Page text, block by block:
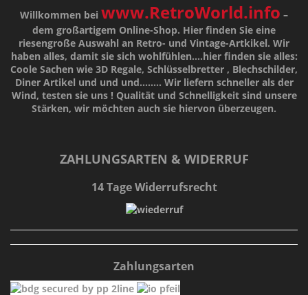
Willkommen bei www.RetroWorld.info –
dem großartigem Online-Shop. Hier finden Sie eine
riesengroße Auswahl an Retro- und Vintage-Artkikel. Wir
haben alles, damit sie sich wohlfühlen....hier finden sie alles:
Coole Sachen wie 3D Regale, Schlüsselbretter , Blechschilder,
Diner Artikel und und und........ Wir liefern schneller als der
Wind, testen sie uns ! Qualitätund Schnelligkeitsind unsere
Stärken, wir möchten auch sie hiervon überzeugen.
ZAHLUNGSARTEN & WIDERRUF
14 Tage Widerrufsrecht
Zahlungsarten